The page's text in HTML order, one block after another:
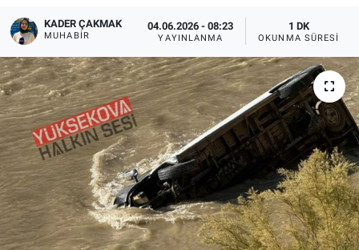
KADER ÇAKMAK
MUHABİR
04.06.2026 - 08:23
YAYINLANMA
1 DK
OKUNMA SÜRESI
Haber Arşivi